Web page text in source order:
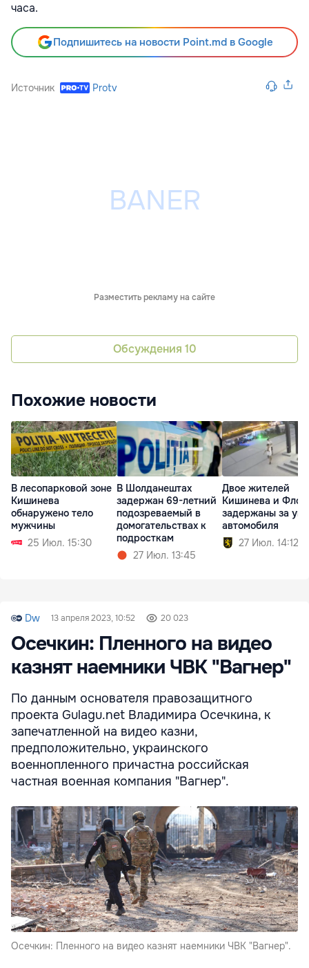
часа.
Подпишитесь на новости Point.md в Google
Источник Protv
Разместить рекламу на сайте
Обсуждения 10
Похожие новости
В лесопарковой зоне
Кишинева
обнаружено тело
мужчины
25 Июл. 15:30
В Шолданештах
задержан 69-летний
подозреваемый в
домогательствах к
подросткам
27 Июл. 13:45
Двое жителей
Кишинева и
задержаны за
автомобиля
27 Июл. 14:12
Dw 13 апреля 2023, 10:52 20 023
Осечкин: Пленного на видео
казнят наемники ЧВК "Вагнер"
По данным основателя правозащитного
проекта Gulagu.net Владимира Осечкина, к
запечатленной на видео казни,
предположительно, украинского
военнопленного причастна российская
частная военная компания "Вагнер".
Осечкин: Пленного на видео казнят наемники ЧВК "Вагнер".